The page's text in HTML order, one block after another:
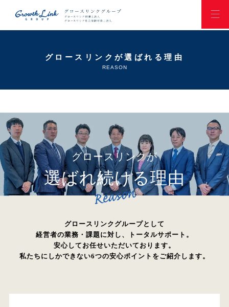
グロースリンクが選ばれる理由
REASON
グロースリンクが
選ばれ続ける理由
グロースリンクグループとして
経営者の業務・課題に対し、トータルサポート。
安心してお任せいただいております。
私たちにしかできない6つの安心ポイントをご紹介します。